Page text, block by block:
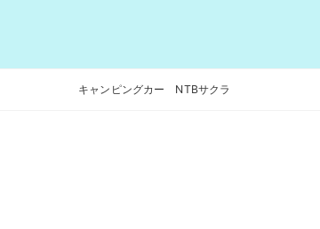
キャンピングカー NTBサクラ